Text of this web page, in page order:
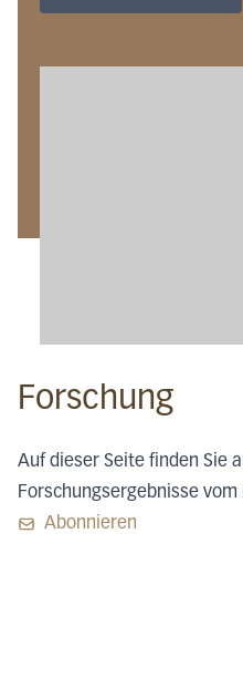
Forschung
Auf dieser Seite finden Sie
Forschungsergebnisse
Abonnieren